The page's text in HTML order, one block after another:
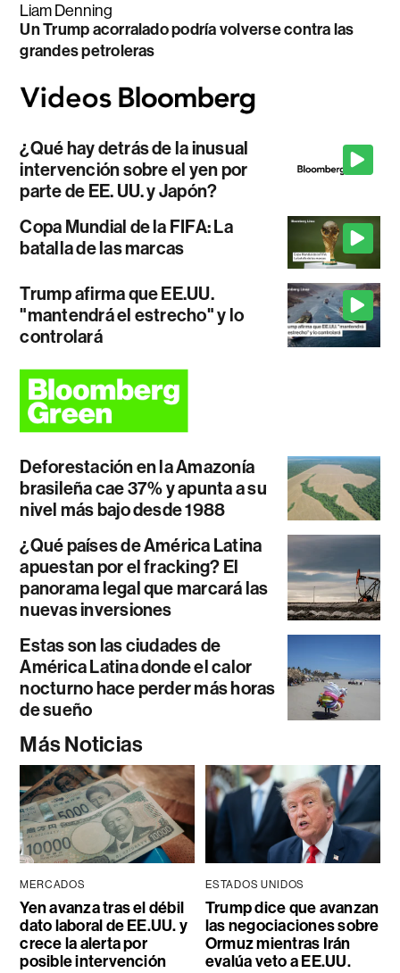
Liam Denning
Un Trump acorralado podría volverse contra las
grandes petroleras
¿Qué hay detrás de la inusual
intervención sobre el yen por
parte de EE. UU. y Japón?
Copa Mundial de la FIFA: La
batalla de las marcas
Trump afirma que EE.UU.
"mantendrá el estrecho" y lo
controlará
Deforestación en la Amazonía
brasileña cae 37% y apunta a su
nivel más bajo desde 1988
¿Qué países de América Latina
apuestan por el fracking? El
panorama legal que marcará las
nuevas inversiones
Estas son las ciudades de
América Latina donde el calor
nocturno hace perder más horas
de sueño
Más Noticias
MERCADOS
Yen avanza tras el débil
dato laboral de EE.UU. y
crece la alerta por
posible intervención
ESTADOS UNIDOS
Trump dice que avanzan
las negociaciones sobre
Ormuz mientras Irán
evalúa veto a EE.UU.